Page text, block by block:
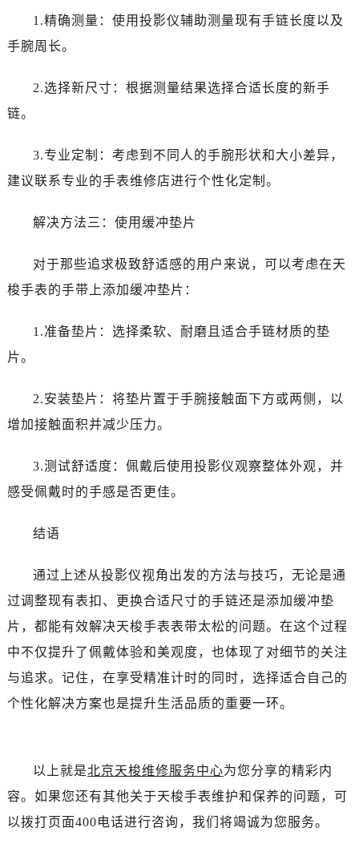
1.精确测量：使用投影仪辅助测量现有手链长度以及
手腕周长。
2.选择新尺寸：根据测量结果选择合适长度的新手
链。
3.专业定制：考虑到不同人的手腕形状和大小差异，
建议联系专业的手表维修店进行个性化定制。
解决方法三：使用缓冲垫片
对于那些追求极致舒适感的用户来说，可以考虑在天
梭手表的手带上添加缓冲垫片：
1.准备垫片：选择柔软、耐磨且适合手链材质的垫
片。
2.安装垫片：将垫片置于手腕接触面下方或两侧，以
增加接触面积并减少压力。
3.测试舒适度：佩戴后使用投影仪观察整体外观，并
感受佩戴时的手感是否更佳。
结语
通过上述从投影仪视角出发的方法与技巧，无论是通
过调整现有表扣、更换合适尺寸的手链还是添加缓冲垫
片，都能有效解决天梭手表表带太松的问题。在这个过程
中不仅提升了佩戴体验和美观度，也体现了对细节的关注
与追求。记住，在享受精准计时的同时，选择适合自己的
个性化解决方案也是提升生活品质的重要一环。
以上就是北京天梭维修服务中心为您分享的精彩内
容。如果您还有其他关于天梭手表维护和保养的问题，可
以拨打页面400电话进行咨询，我们将竭诚为您服务。